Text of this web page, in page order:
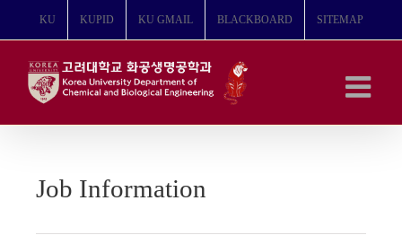
뛰
KU KUPID KU GMAIL BLACKBOARD SITEMAP
Job Information